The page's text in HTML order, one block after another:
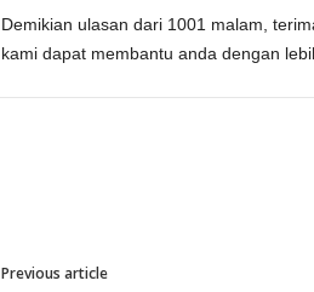
Demikian ulasan dari 1001 malam,
kami dapat membantu anda dengan
Previous article